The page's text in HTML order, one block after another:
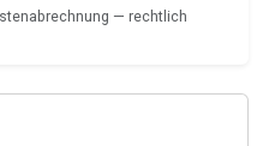
— rechtlich